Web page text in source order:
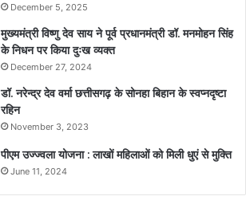
December 5, 2025
मुख्यमंत्री विष्णु देव साय ने पूर्व प्रधानमंत्री डॉ. मनमोहन सिंह
के निधन पर किया दुःख व्यक्त
December 27, 2024
डॉ. नरेन्द्र देव वर्मा छत्तीसगढ़ के सोनहा बिहान के स्वप्नदृष्टा
रहिन
November 3, 2023
पीएम उज्ज्वला योजना : लाखों महिलाओं को मिली धुएं से मुक्ति
June 11, 2024